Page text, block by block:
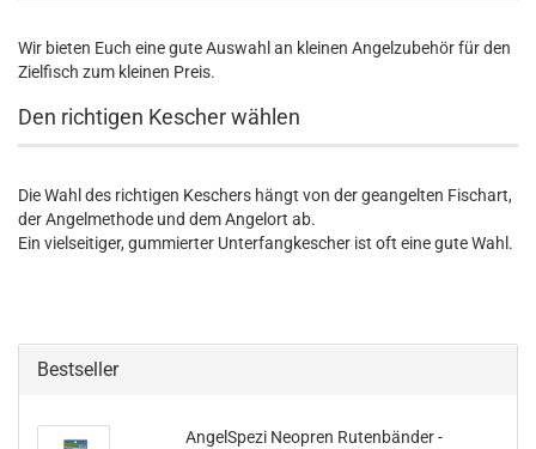
Wir bieten Euch eine gute Auswahl an kleinen Angelzubehör für den
Zielfisch zum kleinen Preis.
Den richtigen Kescher wählen
Die Wahl des richtigen Keschers hängt von der geangelten Fischart,
der Angelmethode und dem Angelort ab.
Ein vielseitiger, gummierter Unterfangkescher ist oft eine gute Wahl.
Bestseller
AngelSpezi Neopren Rutenbänder -